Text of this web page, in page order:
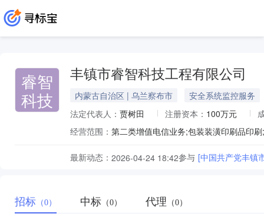
睿智
科技
丰镇市睿智科技工程有限公司
内蒙古自治区 | 乌兰察布市
安全系统监控服务
法定代表人： 贾树田 注册资本： 100万元
经营范围：
最新动态： 2026-04-24 18:42参与 [中国共产党丰镇
招标 （0） 中标 （0） 代理 （0）